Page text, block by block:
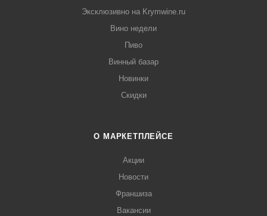
Эксклюзивно на Krymwine.ru
Вино недели
Пиво
Винный базар
Новинки
Скидки
О МАРКЕТПЛЕЙСЕ
Акции
Новости
Франшиза
Вакансии